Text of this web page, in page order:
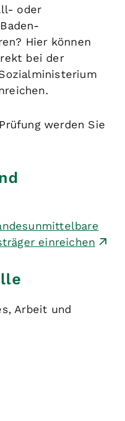
oder
Hier können
bei der
werden Sie
einreichen
Arbeit und